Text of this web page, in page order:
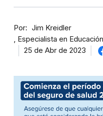
Por
Jim Kreidler
Especialista en
25 de Abr de 2023